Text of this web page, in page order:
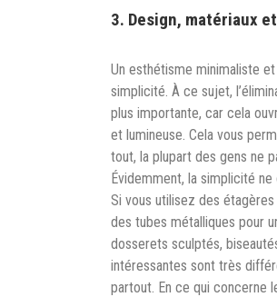
3. Design, matériaux
Un esthétisme minimaliste
simplicité. À ce sujet,
plus importante, car cela
et lumineuse. Cela vous
tout, la plupart des gens ne
Évidemment, la simplicité
Si vous utilisez des
des tubes métalliques pour
dosserets sculptés,
intéressantes sont très
partout. En ce qui concerne